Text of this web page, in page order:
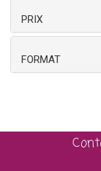
PRIX
FORMAT